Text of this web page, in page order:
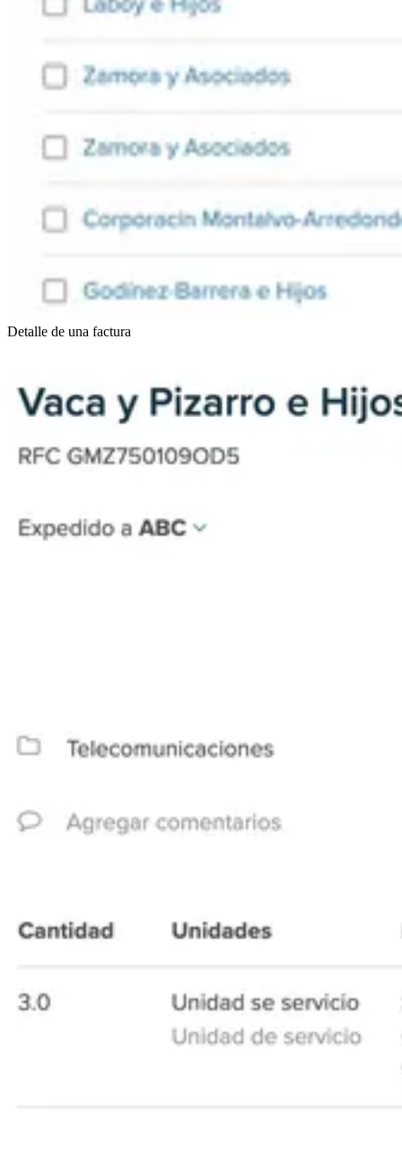
Detalle de una factura